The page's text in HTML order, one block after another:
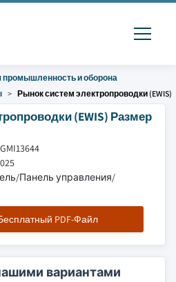
промышленность и оборона
Рынок систем электропроводки (EWIS)
(EWIS) Размер
Панель управления/
PDF-Файл
вариантами